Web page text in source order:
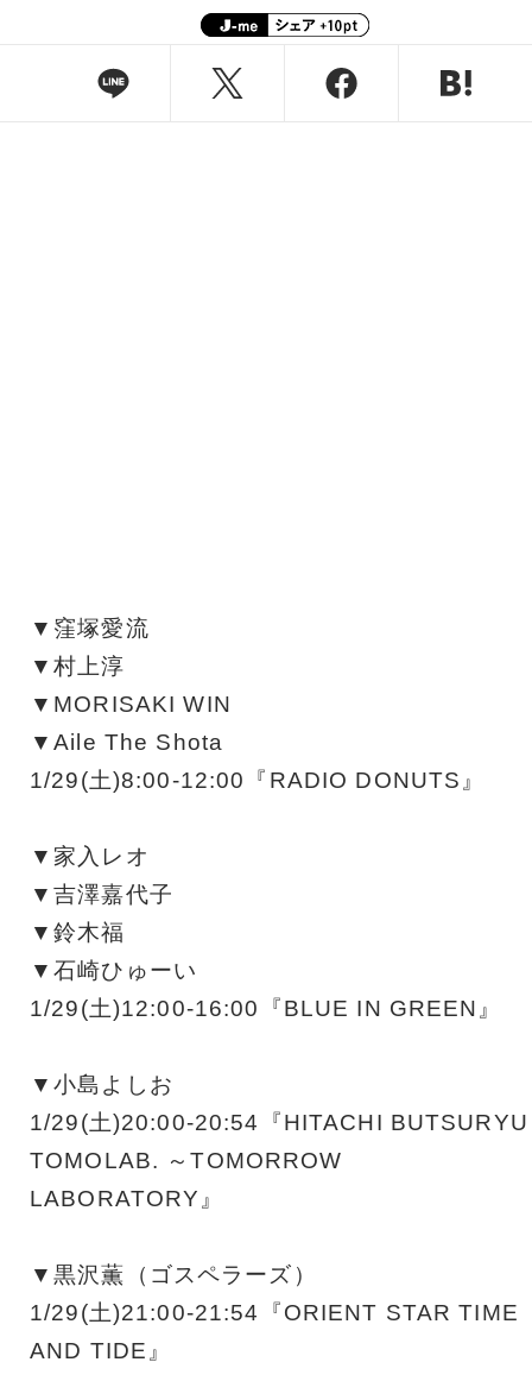
▼窪塚愛流
▼村上淳
▼MORISAKI WIN
▼Aile The Shota
1/29(土)8:00-12:00『RADIO DONUTS』
▼家入レオ
▼吉澤嘉代子
▼鈴木福
▼石崎ひゅーい
1/29(土)12:00-16:00『BLUE IN GREEN』
▼小島よしお
1/29(土)20:00-20:54『HITACHI BUTSURYU
TOMOLAB. ～TOMORROW
LABORATORY』
▼黒沢薫（ゴスペラーズ）
1/29(土)21:00-21:54『ORIENT STAR TIME
AND TIDE』